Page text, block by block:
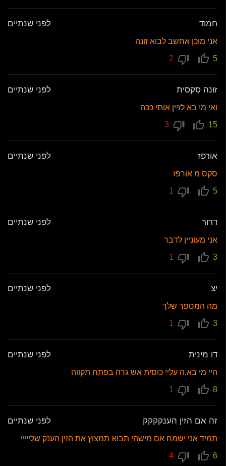
חמוד לפני שנתיים
אני מוכן אחשב לבוא זונה
5
זונה סקסית לפני שנתיים
ואי מי בא לזיין אותי ככה
15
אורפז לפני שנתיים
סקס מ אורפז
5
דרור לפני שנתיים
אני מעוניין לדבר
3
יצ לפני שנתיים
מה המספר שלך
3
דו מינית לפני שנתיים
היי מי בא,ה עליי כוסית אש גרה בפתח תקווה
8
זה אם הזין הענקקקק לפני שנתיים
תמיד אני ישמח אם מישהי תבוא תמצוץ את הזין הענק שלייייי
6